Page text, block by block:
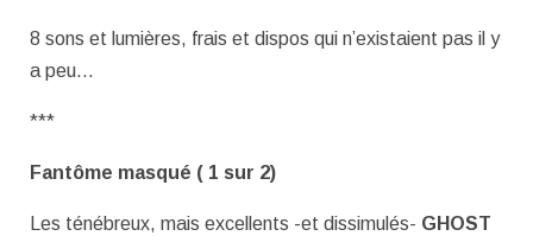
8 sons et lumières, frais et dispos qui n’existaient pas il y
a peu…
***
Fantôme masqué ( 1 sur 2)
Les ténébreux, mais excellents -et dissimulés- GHOST